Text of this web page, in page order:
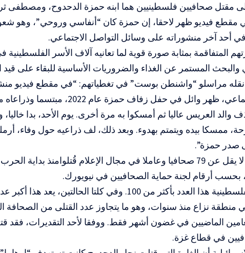
مقتل صحافيين فلسطينيين هما ابنه حمزة الدحدوح، ومصطفى
مقطع فيديو ظهر لاحقا، إن حمزة كان “أنفاسي وروحي”، وهو
في أحد آخر منشوراته على وسائل التواصل الاجتماعي.
المتفاقمة بمثابة صورة قوية لما تعانيه آلاف الأسر الفلسطينية
المستمر عن الغذاء والضروريات الأساسية للبقاء على قيد
نقله مراسلو “واشنطن بوست” في تغطياتهم: “في مقطع فيديو
وسائل التواصل الاجتماعي، ظهر وائل في حفل زفاف حمزة عام
والد العريس عاليا ثم أمسكوا به مرة أخرى. يوم الأحد، بدا خاليا،
ممسكا بيده ويتمتم بهدوء. وبعد ذلك، لف ذراعيه حول وفاء، أرملة
صدر حمزة”.
بحسب أرقام لجنة حماية الصحافيين في نيويورك.
وقدرت السلطات الفلسطينية هذا العدد بأكثر من 100. وفي كلتا الحالتين، يعد
منطقة نزاع منذ سنوات، وهو ما يتجاوز عدد القتلى من الصحافة
الماضيين في غضون أشهر فقط. ووفقا لأحد التقديرات، فقد